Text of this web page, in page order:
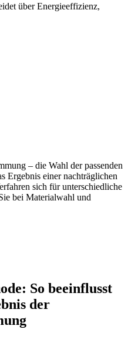
über Energieeffizienz,
– die Wahl der passenden
Ergebnis einer nachträglichen
sich für unterschiedliche
bei Materialwahl und
So beeinflusst
der